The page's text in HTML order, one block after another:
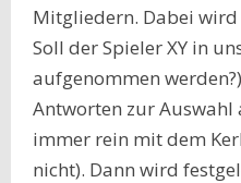
Mitgliedern. Dabei wird
Soll der Spieler XY in
aufgenommen
Antworten zur Auswahl
immer rein mit dem
nicht). Dann wird